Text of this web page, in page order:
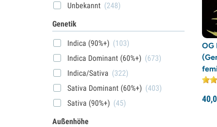
OG
40,
Unbekannt (248)
Genetik
Indica (90%+) (103)
Indica Dominant (60%+) (673)
Indica/Sativa (322)
Sativa Dominant (60%+) (403)
Sativa (90%+) (45)
Außenhöhe